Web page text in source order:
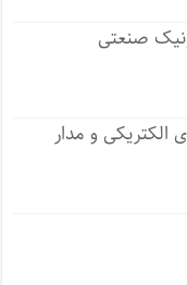
صنعتی
الکتریکی و مدار